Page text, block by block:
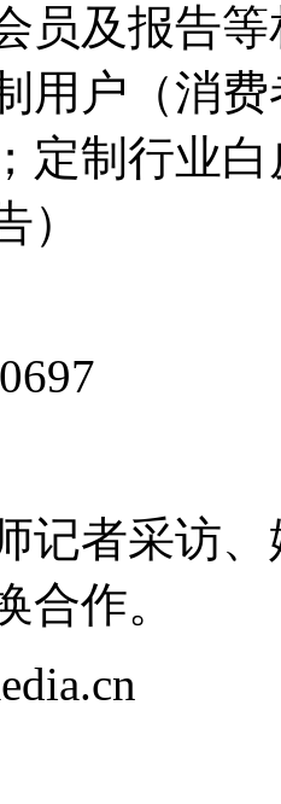
员及报告
用户（消
定制行业
）
记者采访
合作。